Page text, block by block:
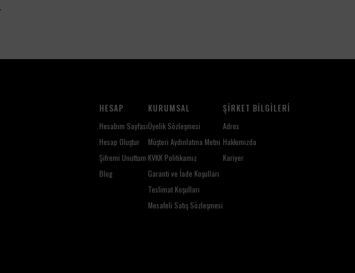
HESAP
Hesabım Sayfası
Hesap Oluştur
Şifremi Unuttum
Blog
KURUMSAL
Üyelik Sözleşmesi
Müşteri Aydınlatma Metni
KVKK Politikamız
Garanti ve İade Koşulları
Teslimat Koşulları
Mesafeli Satış Sözleşmesi
ŞIRKET BILGILERI
Adres
Hakkımızda
Kariyer